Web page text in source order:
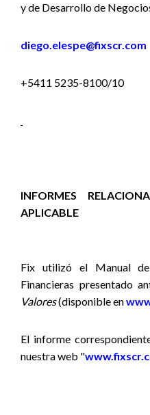
y de Desarrollo de
diego.elespe@fixscr.com
+5411 5235-8100/10
INFORMES
APLICABLE
Fix utilizó el Manual
Financieras presentado
Valores(disponible en
El informe
nuestra web "